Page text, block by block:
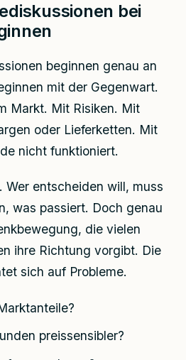
bei
beginnen genau an
mit der Gegenwart.
Markt. Mit Risiken. Mit
oder Lieferketten. Mit
nicht funktioniert.
Wer entscheiden will, muss
was passiert. Doch genau
die vielen
ihre Richtung vorgibt. Die
sich auf Probleme.
preissensibler?